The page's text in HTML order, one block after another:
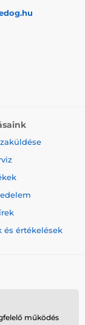
és értékelések
működés